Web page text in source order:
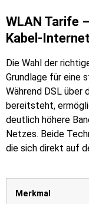
WLAN Tarife
Kabel-
Die Wahl der
Grundlage für eine
Während DSL
bereitsteht,
deutlich höhere
Netzes. Beide
die sich direkt auf
Merkmal